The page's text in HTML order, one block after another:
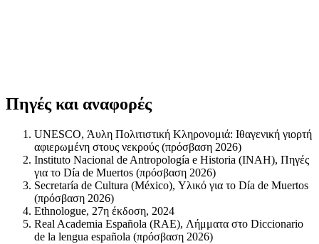
Πηγές και αναφορές
UNESCO, Άυλη Πολιτιστική Κληρονομιά: Ιθαγενική γιορτή
αφιερωμένη στους νεκρούς (πρόσβαση 2026)
Instituto Nacional de Antropología e Historia (INAH), Πηγές
για το Día de Muertos (πρόσβαση 2026)
Secretaría de Cultura (México), Υλικό για το Día de Muertos
(πρόσβαση 2026)
Ethnologue, 27η έκδοση, 2024
Real Academia Española (RAE), Λήμματα στο Diccionario
de la lengua española (πρόσβαση 2026)